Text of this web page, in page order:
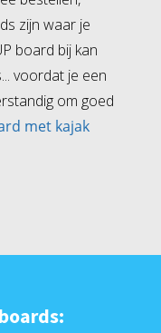
zijn waar je
board bij kan
voordat je een
om goed
met kajak